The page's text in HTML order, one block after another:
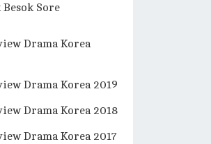
Sore
Drama Korea
Drama Korea 2019
Drama Korea 2018
Drama Korea 2017